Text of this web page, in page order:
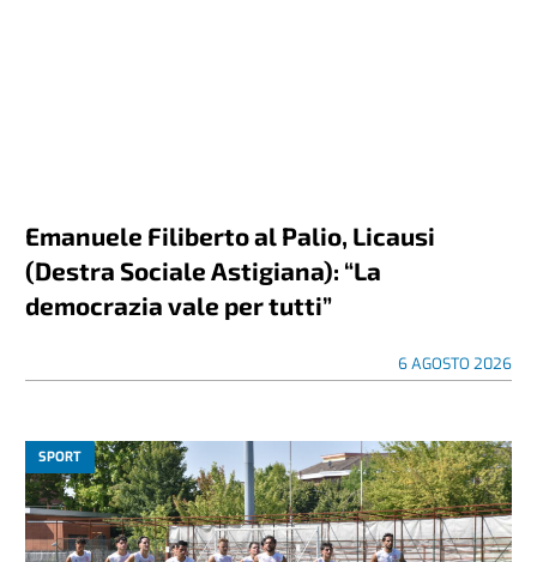
Emanuele Filiberto al Palio, Licausi
(Destra Sociale Astigiana): “La
democrazia vale per tutti”
6 AGOSTO 2026
SPORT